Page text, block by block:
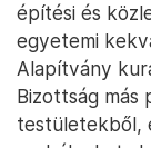
építési és
egyetemi
Alapítvány
Bizottság
testületekből,